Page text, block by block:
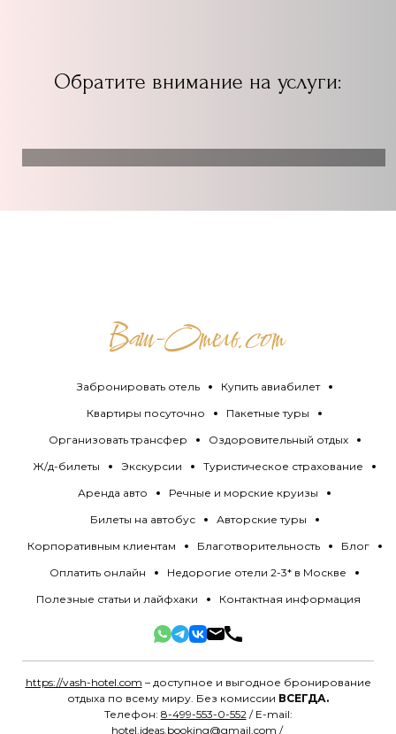
Обратите внимание на услуги:
Забронировать отель
Купить авиабилет
Квартиры посуточно
Пакетные туры
Организовать трансфер
Оздоровительный отдых
Ж/д-билеты
Экскурсии
Туристическое страхование
Аренда авто
Речные и морские круизы
Билеты на автобус
Авторские туры
Корпоративным клиентам
Благотворительность
Блог
Оплатить онлайн
Недорогие отели 2-3* в Москве
Полезные статьи и лайфхаки
Контактная информация
https://vash-hotel.com – доступное и выгодное бронирование
отдыха по всему миру. Без комиссии ВСЕГДА.
Телефон: 8-499-553-0-552 / E-mail:
hotel.ideas.booking@gmail.com /